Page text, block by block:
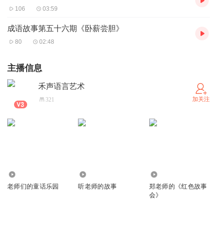
106 03:59
成语故事第五十六期《卧薪尝胆》
80 02:48
主播信息
禾声语言艺术
321 加关注
老师们的童话乐园 听老师的故事
郑老师的《红色故事
会》